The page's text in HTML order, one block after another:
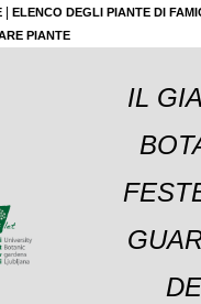
ELENCO DEGLI PIANTE DI
PIANTE
IL